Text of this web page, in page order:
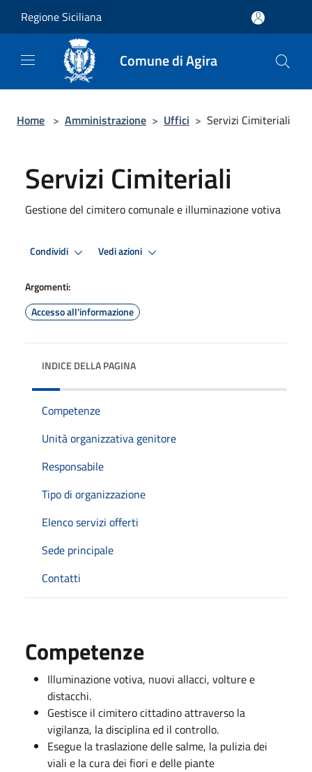
Regione Siciliana
Comune di Agira
Home > Amministrazione > Uffici > Servizi Cimiteriali
Servizi Cimiteriali
Gestione del cimitero comunale e illuminazione votiva
Condividi Vedi azioni
Argomenti:
Accesso all'informazione
INDICE DELLA PAGINA
Competenze
Unità organizzativa genitore
Responsabile
Tipo di organizzazione
Elenco servizi offerti
Sede principale
Contatti
Competenze
Illuminazione votiva, nuovi allacci, volture e
distacchi.
Gestisce il cimitero cittadino attraverso la
vigilanza, la disciplina ed il controllo.
Esegue la traslazione delle salme, la pulizia dei
viali e la cura dei fiori e delle piante